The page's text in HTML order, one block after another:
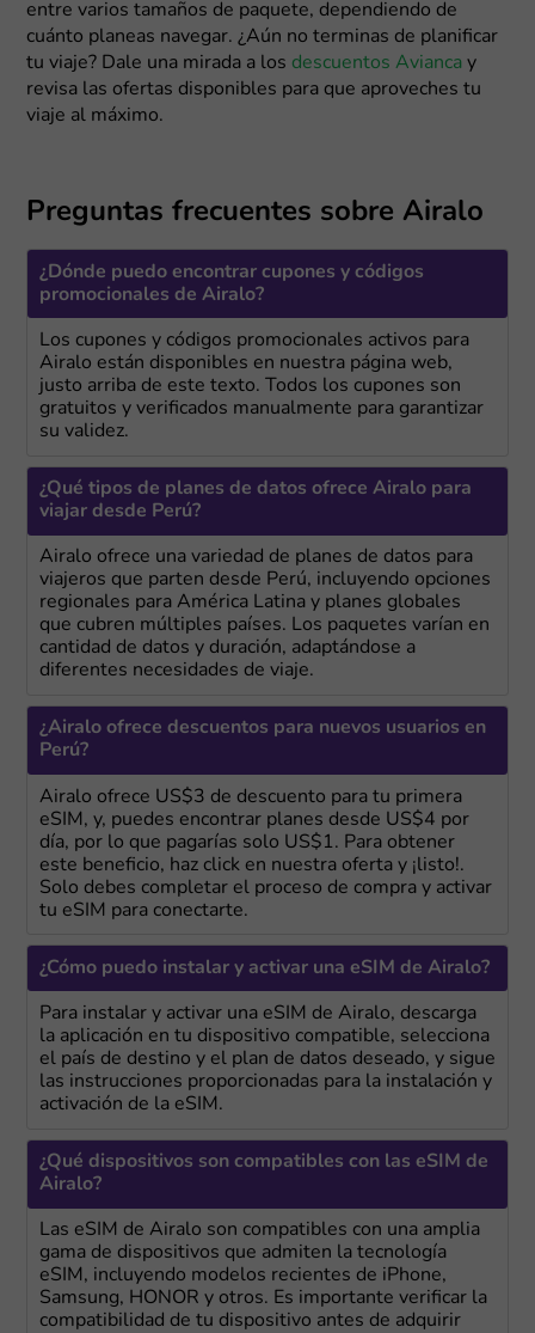
entre varios tamaños de paquete, dependiendo de
cuánto planeas navegar. ¿Aún no terminas de planificar
tu viaje? Dale una mirada a los descuentos Avianca y
revisa las ofertas disponibles para que aproveches tu
viaje al máximo.
Preguntas frecuentes sobre Airalo
¿Dónde puedo encontrar cupones y códigos
promocionales de Airalo?
Los cupones y códigos promocionales activos para
Airalo están disponibles en nuestra página web,
justo arriba de este texto. Todos los cupones son
gratuitos y verificados manualmente para garantizar
su validez.
¿Qué tipos de planes de datos ofrece Airalo para
viajar desde Perú?
Airalo ofrece una variedad de planes de datos para
viajeros que parten desde Perú, incluyendo opciones
regionales para América Latina y planes globales
que cubren múltiples países. Los paquetes varían en
cantidad de datos y duración, adaptándose a
diferentes necesidades de viaje.
¿Airalo ofrece descuentos para nuevos usuarios en
Perú?
Airalo ofrece US$3 de descuento para tu primera
eSIM, y, puedes encontrar planes desde US$4 por
día, por lo que pagarías solo US$1. Para obtener
este beneficio, haz click en nuestra oferta y ¡listo!.
Solo debes completar el proceso de compra y activar
tu eSIM para conectarte.
¿Cómo puedo instalar y activar una eSIM de Airalo?
Para instalar y activar una eSIM de Airalo, descarga
la aplicación en tu dispositivo compatible, selecciona
el país de destino y el plan de datos deseado, y sigue
las instrucciones proporcionadas para la instalación y
activación de la eSIM.
¿Qué dispositivos son compatibles con las eSIM de
Airalo?
Las eSIM de Airalo son compatibles con una amplia
gama de dispositivos que admiten la tecnología
eSIM, incluyendo modelos recientes de iPhone,
Samsung, HONOR y otros. Es importante verificar la
compatibilidad de tu dispositivo antes de adquirir